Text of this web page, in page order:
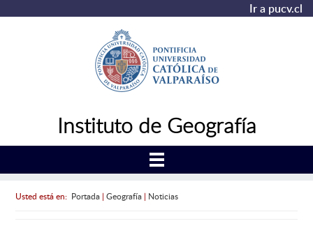
Ir a pucv.cl
Instituto de Geografía
Usted está en: Portada| Geografía| Noticias